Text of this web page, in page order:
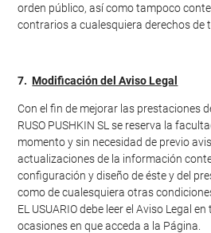
orden público, así como tampoco
contrarios a cualesquiera derechos de
7.Modificación del Aviso Legal
Con el fin de mejorar las prestaciones
RUSO PUSHKIN SL se reserva la
momento y sin necesidad de previo
actualizaciones de la información
configuración y diseño de éste y del
como de cualesquiera otras
EL USUARIO debe leer el Aviso Legal
ocasiones en que acceda a la Página.